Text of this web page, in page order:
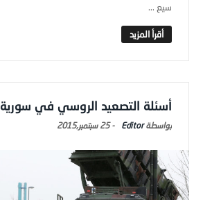
سيع ...
أسئلة التصعيد الروسي في سورية
Editor
-25 سبتمبر,2015